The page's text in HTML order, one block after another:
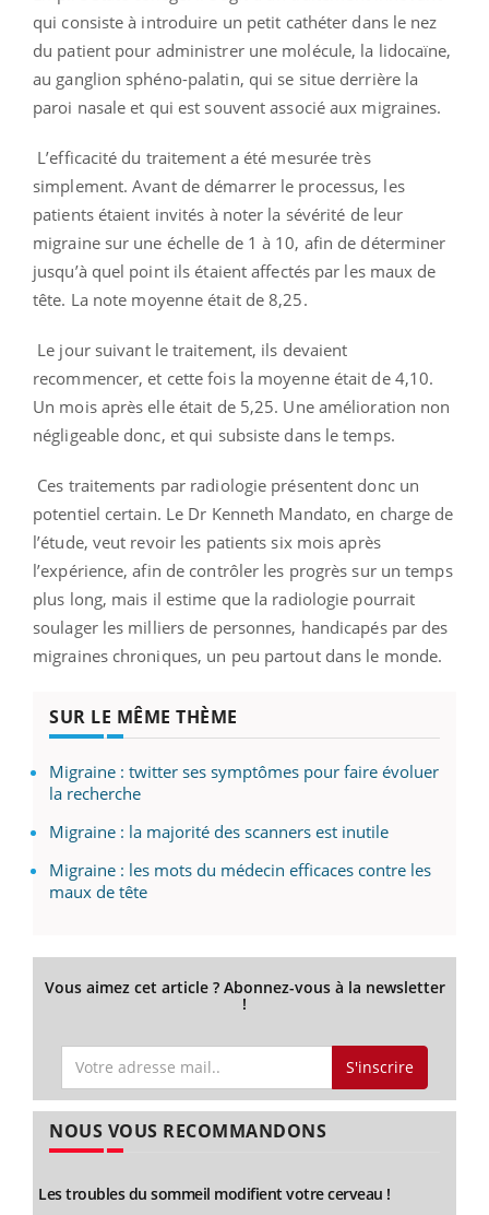
qui consiste à introduire un petit cathéter dans le nez
du patient pour administrer une molécule, la lidocaïne,
au ganglion sphéno-palatin, qui se situe derrière la
paroi nasale et qui est souvent associé aux migraines.
L’efficacité du traitement a été mesurée très
simplement. Avant de démarrer le processus, les
patients étaient invités à noter la sévérité de leur
migraine sur une échelle de 1 à 10, afin de déterminer
jusqu’à quel point ils étaient affectés par les maux de
tête. La note moyenne était de 8,25.
Le jour suivant le traitement, ils devaient
recommencer, et cette fois la moyenne était de 4,10.
Un mois après elle était de 5,25. Une amélioration non
négligeable donc, et qui subsiste dans le temps.
Ces traitements par radiologie présentent donc un
potentiel certain. Le Dr Kenneth Mandato, en charge de
l’étude, veut revoir les patients six mois après
l’expérience, afin de contrôler les progrès sur un temps
plus long, mais il estime que la radiologie pourrait
soulager les milliers de personnes, handicapés par des
migraines chroniques, un peu partout dans le monde.
SUR LE MÊME THÈME
Migraine : twitter ses symptômes pour faire évoluer
la recherche
Migraine : la majorité des scanners est inutile
Migraine : les mots du médecin efficaces contre les
maux de tête
Vous aimez cet article ? Abonnez-vous à la newsletter
!
S'inscrire
NOUS VOUS RECOMMANDONS
Les troubles du sommeil modifient votre cerveau !